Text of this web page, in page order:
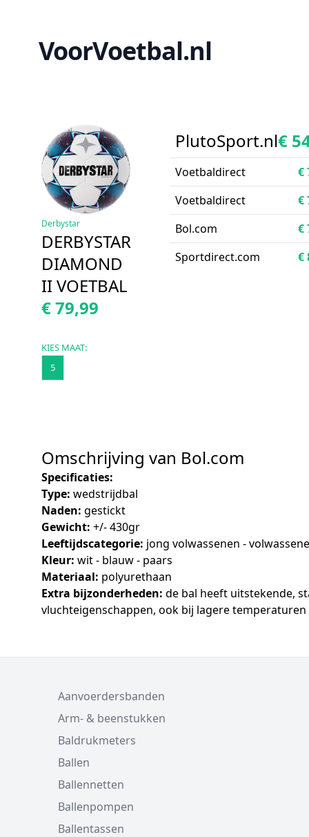
VoorVoetbal.nl
Derbystar
DERBYSTAR
DIAMOND
II VOETBAL
€ 79,99
KIES MAAT:
5
PlutoSport.nl€
Voetbaldirect
€
Voetbaldirect
€
Bol.com
€
Sportdirect.com
€
Omschrijving van Bol.com
Specificaties:
Type: wedstrijdbal
Naden: gestickt
Gewicht: +/- 430gr
Leeftijdscategorie: jong volwassenen -
Kleur: wit - blauw - paars
Materiaal: polyurethaan
Extra bijzonderheden: de bal heeft uitstekende,
vluchteigenschappen, ook bij lagere temperaturen
Aanvoerdersbanden
Arm- & beenstukken
Baldrukmeters
Ballen
Ballennetten
Ballenpompen
Ballentassen